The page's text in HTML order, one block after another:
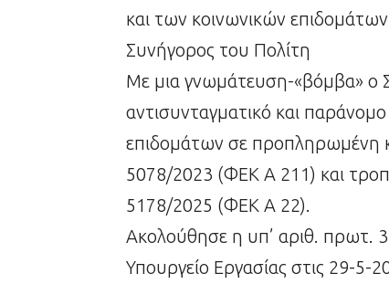
και των κοινωνικών
Συνήγορος του Πολίτη
Με μια γνωμάτευση-«βόμβα» ο
αντισυνταγματικό και
επιδομάτων σε προπληρωμένη
5078/2023 (ΦΕΚ Α 211) και
5178/2025 (ΦΕΚ Α 22).
Ακολούθησε η υπ’ αριθ. πρωτ.
Υπουργείο Εργασίας στις 29-5-